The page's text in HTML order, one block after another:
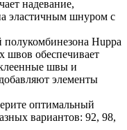
надевание,
эластичным шнуром с
полукомбинезона Huppa
швов обеспечивает
швы и
элементы
оптимальный
вариантов: 92, 98,